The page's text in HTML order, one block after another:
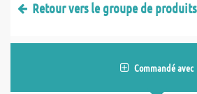
Retour vers le groupe de produits
Commandé avec